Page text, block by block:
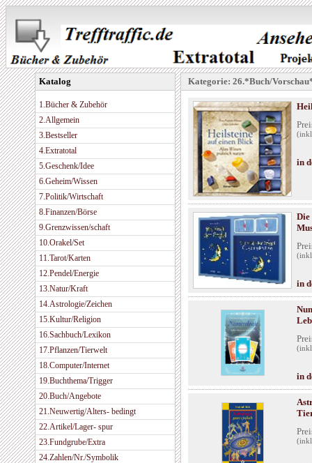
Katalog
1.Bücher & Zubehör
2.Allgemein
3.Bestseller
4.Extratotal
5.Geschenk/Idee
6.Geheim/Wissen
7.Politik/Wirtschaft
8.Finanzen/Börse
9.Grenzwissen/schaft
10.Orakel/Set
11.Tarot/Karten
12.Pendel/Energie
13.Natur/Kraft
14.Astrologie/Zeichen
15.Kultur/Religion
16.Sachbuch/Lexikon
17.Pflanzen/Tierwelt
18.Computer/Internet
19.Buchthema/Trigger
20.Buch/Angebote
21.Neuwertig/Alters- bedingt
22.Artikel/Lager- spur
23.Fundgrube/Extra
24.Zahlen/Nr./Symbolik
Kategorie: 26.*Buch/
in
Die
in
in